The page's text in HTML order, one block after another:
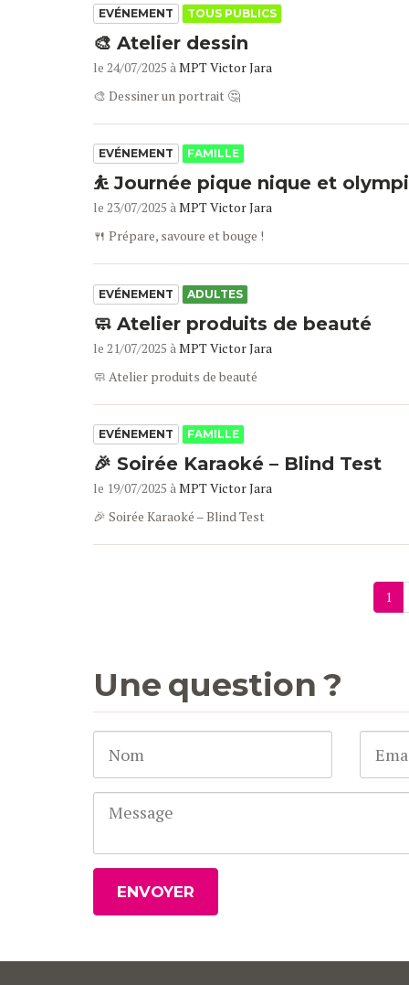
EVÉNEMENT TOUS PUBLICS
🎨 Atelier dessin
le 24/07/2025 à MPT Victor Jara
🎨 Dessiner un portrait 🤔
EVÉNEMENT FAMILLE
⛹️ Journée pique nique et
le 23/07/2025 àMPT Victor Jara
🍴 Prépare, savoure et bouge !
EVÉNEMENT ADULTES
🧼 Atelier produits de beauté
le 21/07/2025 à MPT Victor Jara
🧼 Atelier produits de beauté
EVÉNEMENT FAMILLE
🎉 Soirée Karaoké – Blind Test
le 19/07/2025 àMPT Victor Jara
🎉 Soirée Karaoké – Blind Test
1
Une question ?
ENVOYER